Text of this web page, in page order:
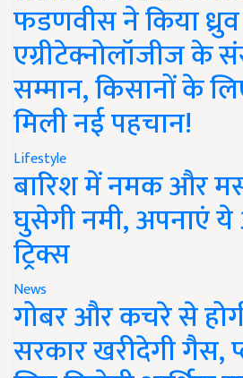
फडणवीस ने किया ध्रुव
एग्रीटेक्नोलॉजीज के
सम्मान, किसानों के
मिली नई पहचान!
Lifestyle
बारिश में नमक और
घुसेगी नमी, अपनाएं
ट्रिक्स
News
गोबर और कचरे से
सरकार खरीदेगी गैस,